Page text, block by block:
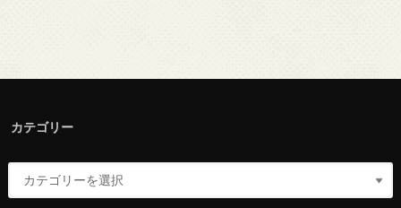
カテゴリー